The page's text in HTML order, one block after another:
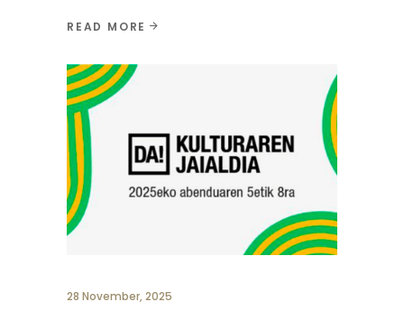
READ MORE
28 November, 2025